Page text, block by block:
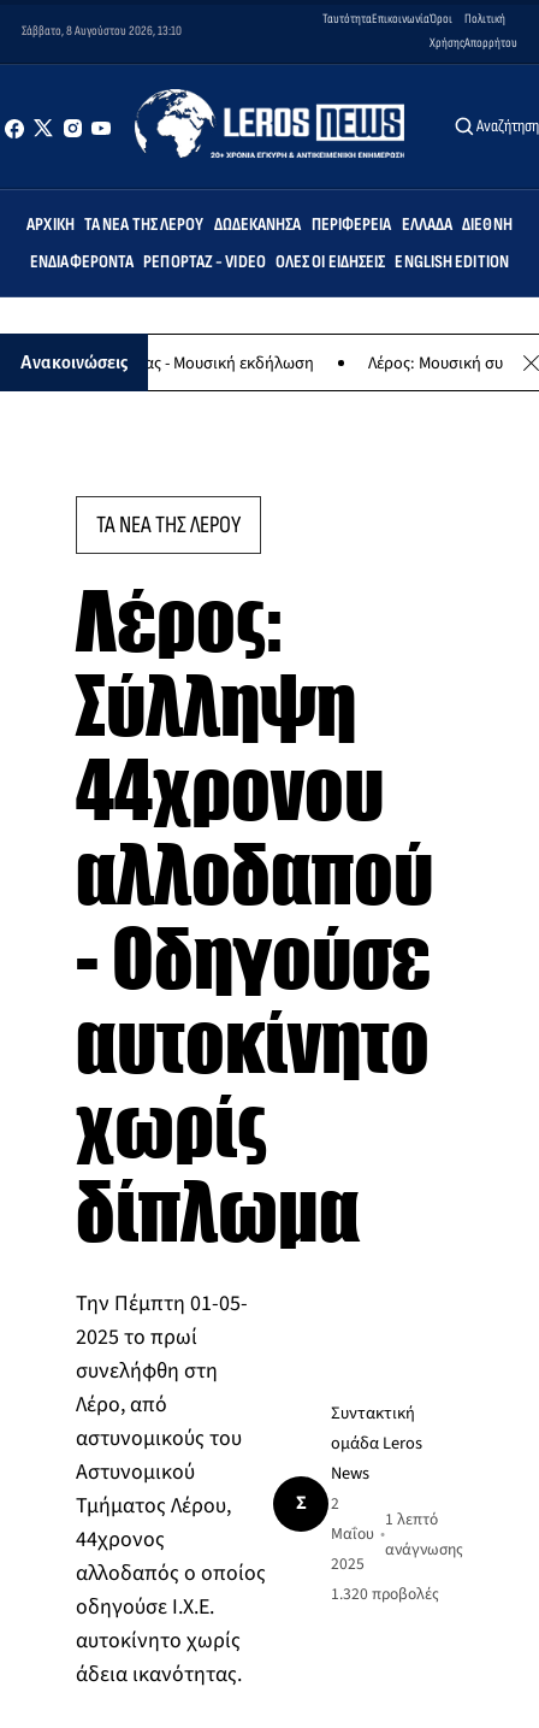
Σάββατο, 8 Αυγούστου 2026, 13:10
ΤαυτότηταΕπικοινωνίαΌροι
Χρήσης
Πολιτική
Απορρήτου
Αναζήτηση
ΑΡΧΙΚΉ ΤΑ ΝΈΑ ΤΗΣ ΛΈΡΟΥ ΔΩΔΕΚΆΝΗΣΑ ΠΕΡΙΦΈΡΕΙΑ ΕΛΛΆΔΑ ΔΙΕΘΝΉ
ΕΝΔΙΑΦΈΡΟΝΤΑ ΡΕΠΟΡΤΆΖ - VIDEO ΌΛΕΣ ΟΙ ΕΙΔΉΣΕΙΣ ENGLISH EDITION
Ανακοινώσεις
της Παναγίας - Μουσική εκδήλωση Λέρος: Μουσική
ΤΑ ΝΕΑ ΤΗΣ ΛΕΡΟΥ
Λέρος:
Σύλληψη
44χρονου
αλλοδαπού
- Οδηγούσε
αυτοκίνητο
χωρίς
δίπλωμα
Την Πέμπτη 01-05-
2025 το πρωί
συνελήφθη στη
Λέρο, από
αστυνομικούς του
Αστυνομικού
Τμήματος Λέρου,
44χρονος
αλλοδαπός ο οποίος
οδηγούσε Ι.Χ.Ε.
αυτοκίνητο χωρίς
άδεια ικανότητας.
Σ
Συντακτική
ομάδα Leros
News
2
Μαΐου
2025
•
1 λεπτό
ανάγνωσης
1.320προβολές